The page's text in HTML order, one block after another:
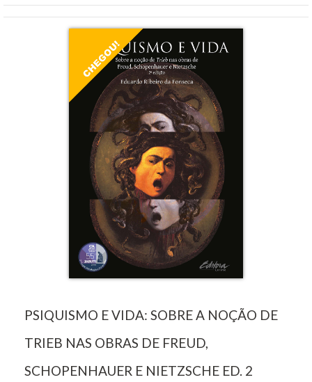
PSIQUISMO E VIDA: SOBRE A NOÇÃO DE
TRIEB NAS OBRAS DE FREUD,
SCHOPENHAUER E NIETZSCHE ED. 2